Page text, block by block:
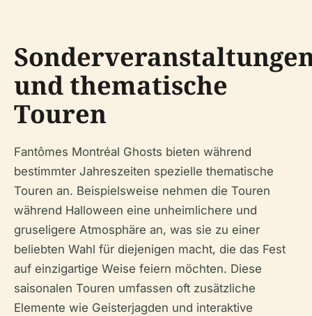
und thematische
Touren
Fantômes Montréal Ghosts bieten während
bestimmter Jahreszeiten spezielle thematische
Touren an. Beispielsweise nehmen die Touren
während Halloween eine unheimlichere und
gruseligere Atmosphäre an, was sie zu einer
beliebten Wahl für diejenigen macht, die das Fest
auf einzigartige Weise feiern möchten. Diese
saisonalen Touren umfassen oft zusätzliche
Elemente wie Geisterjagden und interaktive